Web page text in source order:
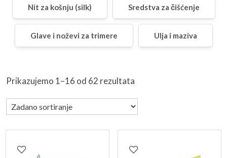
Nit za košnju (silk) Sredstva za čišćenje
Glave i noževi za trimere Ulja i maziva
Prikazujemo 1–16 od 62 rezultata